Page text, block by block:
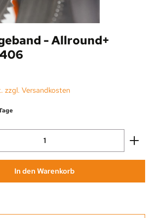
- Allround+
zzgl. Versandkosten
Gib den gewünschten Wert ein
In den Warenkorb